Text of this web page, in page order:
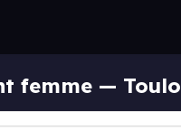
femme —